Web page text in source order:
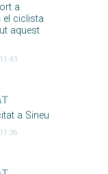
a
el ciclista
aquest
a Sineu